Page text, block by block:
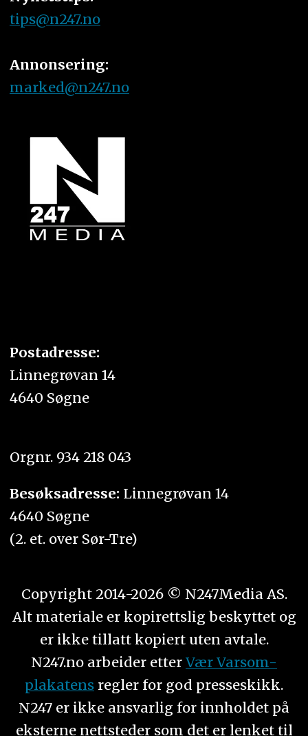
tips@n247.no
Annonsering:
marked@n247.no
Postadresse:
Linnegrøvan 14
4640 Søgne
Orgnr. 934 218 043
Besøksadresse: Linnegrøvan 14
4640 Søgne
(2. et. over Sør-Tre)
Copyright 2014-2026 © N247Media AS.
Alt materiale er kopirettslig beskyttet og
er ikke tillatt kopiert uten avtale.
N247.no arbeider etter Vær Varsom-
plakatens regler for god presseskikk.
N247 er ikke ansvarlig for innholdet på
eksterne nettsteder som det er lenket til